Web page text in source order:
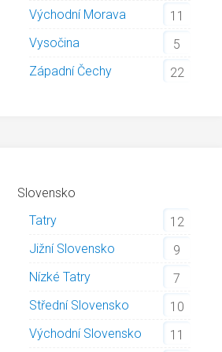
Východní Morava
11
Vysočina
5
Západní Čechy
22
Slovensko
Tatry
12
Jižní Slovensko
9
Nízké Tatry
7
Střední Slovensko
10
Východní Slovensko
11